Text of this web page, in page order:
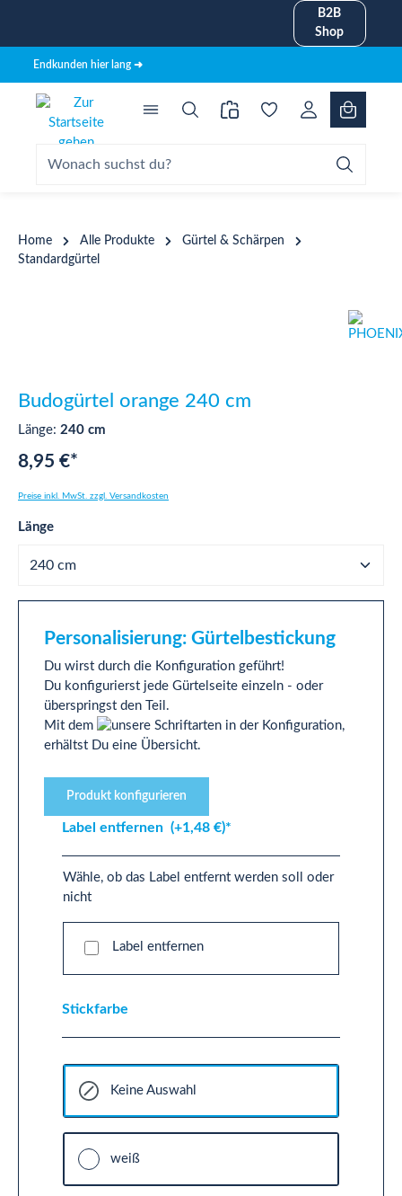
B2B
Shop
Endkunden hier lang ➜
Home Alle Produkte
Gürtel & Schärpen
Standardgürtel
Budogürtel orange 240 cm
Länge: 240 cm
8,95 €*
Preise inkl. MwSt. zzgl. Versandkosten
Längeauswählen
Personalisierung: Gürtelbestickung
Du wirst durch die Konfiguration geführt!
Du konfigurierst jede Gürtelseite einzeln - oder
überspringst den Teil.
Mit dem
in der Konfiguration,
erhältst Du eine Übersicht.
Produkt konfigurieren
Label entfernen (+1,48 €)*
Wähle, ob das Label entfernt werden soll oder
nicht
Label entfernen
Stickfarbe
Keine Auswahl
weiß